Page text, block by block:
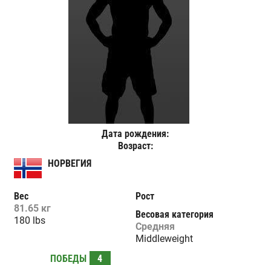
Дата рождения:
Возраст:
НОРВЕГИЯ
Вес
81.65 кг
180 lbs
Рост
Весовая категория
Средняя
Middleweight
ПОБЕДЫ
4